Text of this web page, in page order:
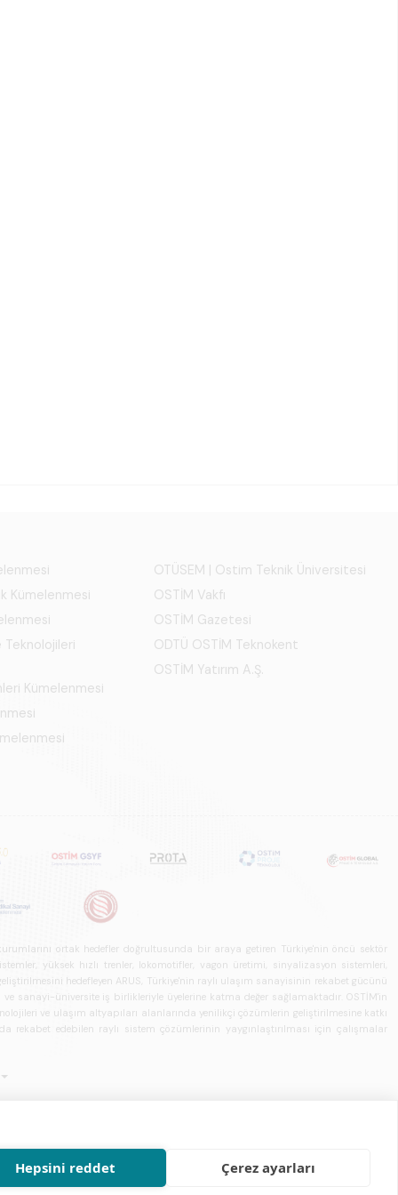
Kümelenmesi
Teknolojileri
Kümelenmesi
OTÜSEM | Ostim Teknik Üniversitesi
OSTİM Vakfı
OSTİM Gazetesi
ODTÜ OSTİM Teknokent
OSTİM Yatırım A.Ş.
ortak hedefler doğrultusunda bir araya getiren Türkiye'nin öncü sektör
yüksek hızlı trenler, lokomotifler, vagon üretimi, sinyalizasyon sistemleri,
hedefleyen ARUS, Türkiye'nin raylı ulaşım sanayisinin rekabet gücünü
sanayi-üniversite iş birlikleriyle üyelerine katma değer sağlamaktadır. OSTİM'in
ve ulaşım altyapıları alanlarında yenilikçi çözümlerin geliştirilmesine katkı
rekabet edebilen raylı sistem çözümlerinin yaygınlaştırılması için çalışmalar
Hepsini reddet Çerez ayarları